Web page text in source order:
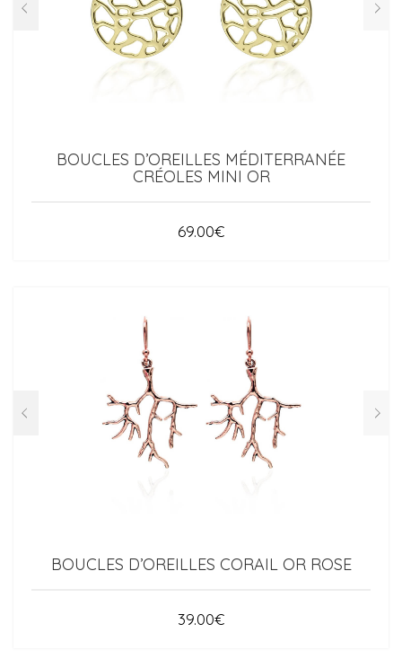
BOUCLES D’OREILLES MÉDITERRANÉE
CRÉOLES MINI OR
69.00€
BOUCLES D’OREILLES CORAIL OR ROSE
39.00€